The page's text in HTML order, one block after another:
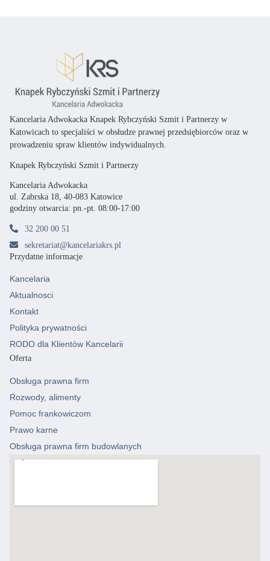
Kancelaria Adwokacka Knapek Rybczyński Szmit i Partnerzy w
Katowicach to specjaliści w obsłudze prawnej przedsiębiorców oraz w
prowadzeniu spraw klientów indywidualnych.
Knapek Rybczyński Szmit i Partnerzy
Kancelaria Adwokacka
ul. Zabrska 18, 40-083 Katowice
godziny otwarcia: pn.-pt. 08:00-17:00
32 200 00 51
sekretariat@kancelariakrs.pl
Przydatne informacje
Kancelaria
Aktualnosci
Kontakt
Polityka prywatności
RODO dla Klientów Kancelarii
Oferta
Obsługa prawna firm
Rozwody, alimenty
Pomoc frankowiczom
Prawo karne
Obsługa prawna firm budowlanych